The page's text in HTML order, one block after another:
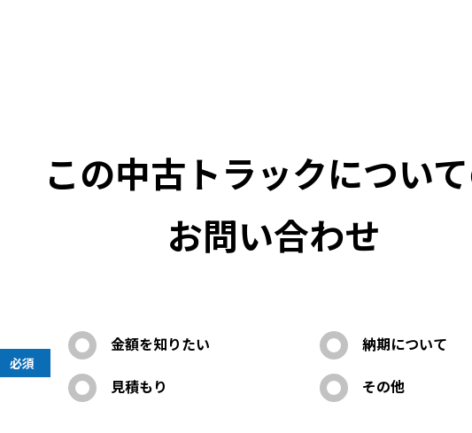
この中古トラックについ
お問い合わせ
必須
金額を知りたい
納期について
見積もり
その他